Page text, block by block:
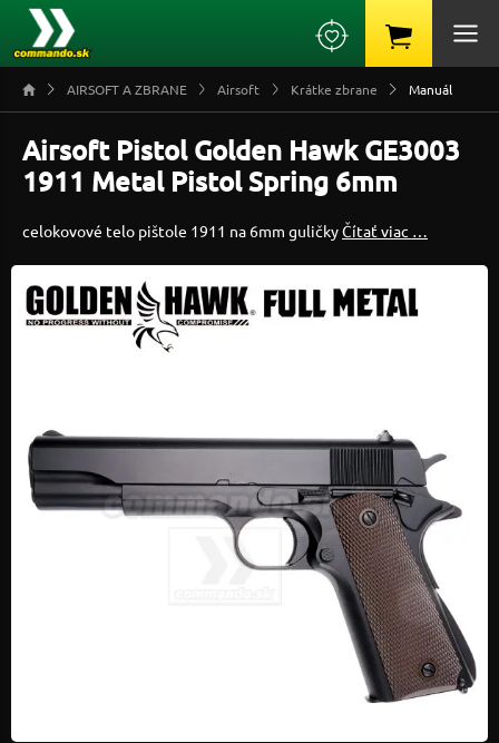
AIRSOFT A ZBRANE Airsoft Krátke zbrane Manuál
Airsoft Pistol Golden Hawk GE3003
1911 Metal Pistol Spring 6mm
celokovové telo pištole 1911 na 6mm guličkyČítať viac …